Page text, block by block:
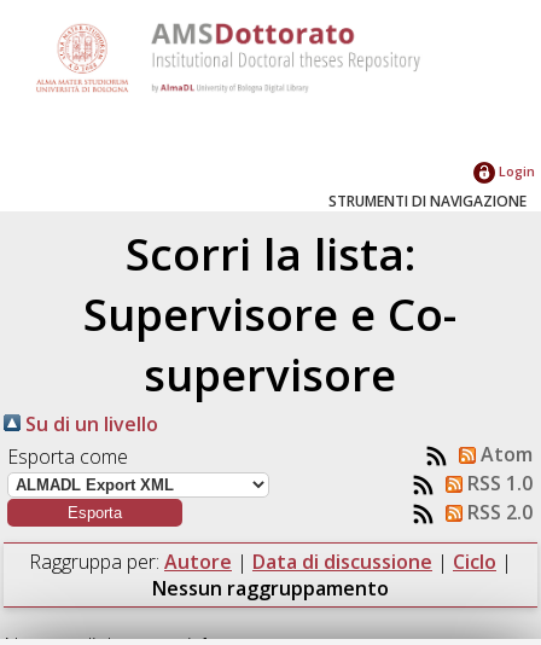
Login
STRUMENTI DI NAVIGAZIONE
Scorri la lista:
Supervisore e Co-
supervisore
Su di un livello
Esporta come
Atom
RSS 1.0
RSS 2.0
Raggruppa per: Autore | Data di discussione | Ciclo |
Nessun raggruppamento